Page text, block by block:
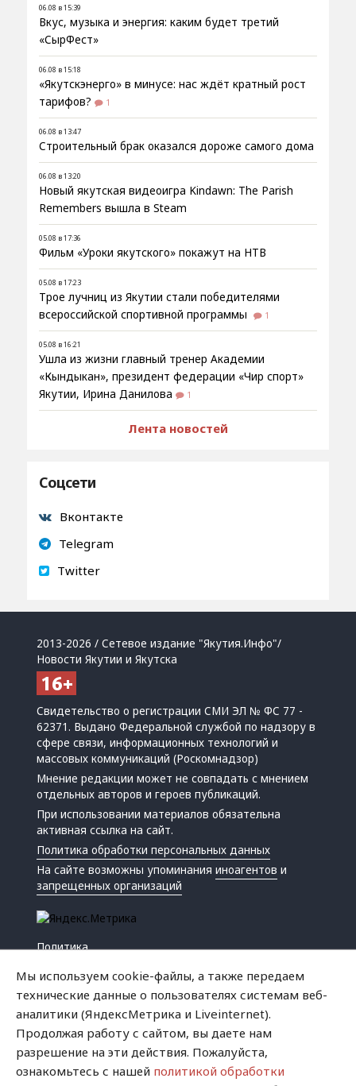
06.08 в 15:39
Вкус, музыка и энергия: каким будет третий
«СырФест»
06.08 в 15:18
«Якутскэнерго» в минусе: нас ждёт кратный рост
тарифов?
1
06.08 в 13:47
Строительный брак оказался дороже самого дома
06.08 в 13:20
Новый якутская видеоигра Kindawn: The Parish
Remembers вышла в Steam
05.08 в 17:36
Фильм «Уроки якутского» покажут на НТВ
05.08 в 17:23
Трое лучниц из Якутии стали победителями
всероссийской спортивной программы
1
05.08 в 16:21
Ушла из жизни главный тренер Академии
«Кындыкан», президент федерации «Чир спорт»
Якутии, Ирина Данилова
1
Лента новостей
Соцсети
Вконтакте
Telegram
Twitter
2013-2026 / Сетевое издание "Якутия.Инфо"/
Новости Якутии и Якутска
Свидетельство о регистрации СМИ ЭЛ № ФС 77 -
62371. Выдано Федеральной службой по надзору в
сфере связи, информационных технологий и
массовых коммуникаций (Роскомнадзор)
Мнение редакции может не совпадать с мнением
отдельных авторов и героев публикаций.
При использовании материалов обязательна
активная ссылка на сайт.
Политика обработки персональных данных
На сайте возможны упоминанияиноагентов и
запрещенных организаций
Политика
Криминал
Мы используем cookie-файлы, а также передаем
технические данные о пользователях системам веб-
аналитики (ЯндексМетрика и Liveinternet).
Продолжая работу с сайтом, вы даете нам
разрешение на эти действия. Пожалуйста,
ознакомьтесь с нашей политикой обработки